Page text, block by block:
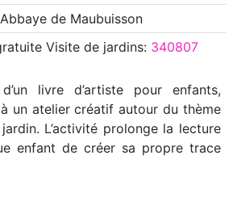
de Maubuisson
Visite de jardins: 340807
livre d’artiste pour enfants,
un atelier créatif autour du thème
L’activité prolonge la lecture
enfant de créer sa propre trace